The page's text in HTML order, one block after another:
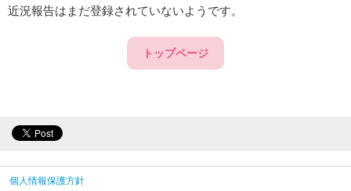
近況報告はまだ登録されていないようです。
トップページ
個人情報保護方針